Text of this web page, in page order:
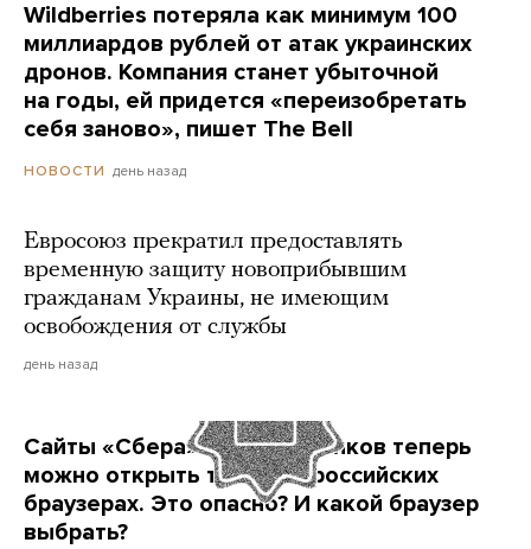
Wildberries потеряла как минимум 100
миллиардов рублей от атак украинских
дронов. Компания станет убыточной
на годы, ей придется «переизобретать
себя заново», пишет The Bell
НОВОСТИ день назад
Евросоюз прекратил предоставлять
временную защиту новоприбывшим
гражданам Украины, не имеющим
освобождения от службы
день назад
Сайты «Сбера» и других банков теперь
можно открыть только в российских
браузерах. Это опасно? И какой браузер
выбрать?